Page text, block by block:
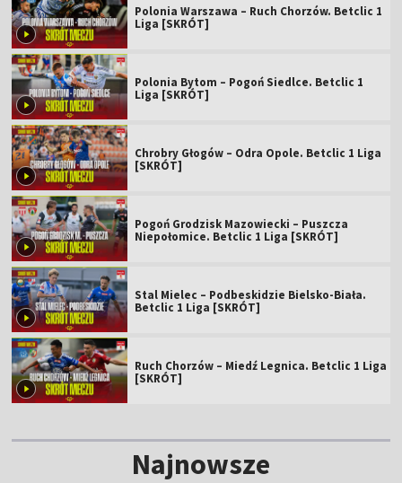
Polonia Warszawa – Ruch Chorzów. Betclic 1
Liga [SKRÓT]
Polonia Bytom – Pogoń Siedlce. Betclic 1
Liga [SKRÓT]
Chrobry Głogów – Odra Opole. Betclic 1 Liga
[SKRÓT]
Pogoń Grodzisk Mazowiecki – Puszcza
Niepołomice. Betclic 1 Liga [SKRÓT]
Stal Mielec – Podbeskidzie Bielsko-Biała.
Betclic 1 Liga [SKRÓT]
Ruch Chorzów – Miedź Legnica. Betclic 1 Liga
[SKRÓT]
Najnowsze